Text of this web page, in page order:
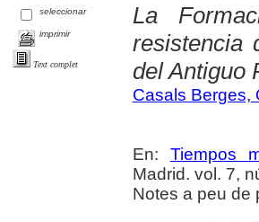
seleccionar
imprimir
Text complet
La
resistencia
del Antiguo
Casals Berges,
En: Tiempos
Madrid. vol. 7,
Notes a peu de